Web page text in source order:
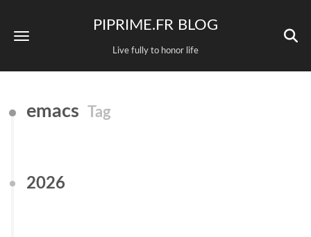
PIPRIME.FR BLOG
Live fully to honor life
emacs Tag
2026